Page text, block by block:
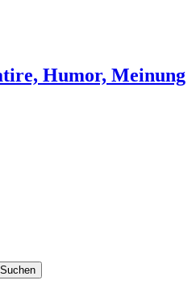
Humor, Meinung